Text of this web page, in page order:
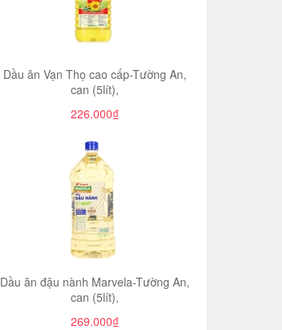
Dầu ăn Vạn Thọ cao cấp-Tường An,
can (5lít),
226.000₫
Dầu ăn đậu nành Marvela-Tường An,
can (5lít),
269.000₫